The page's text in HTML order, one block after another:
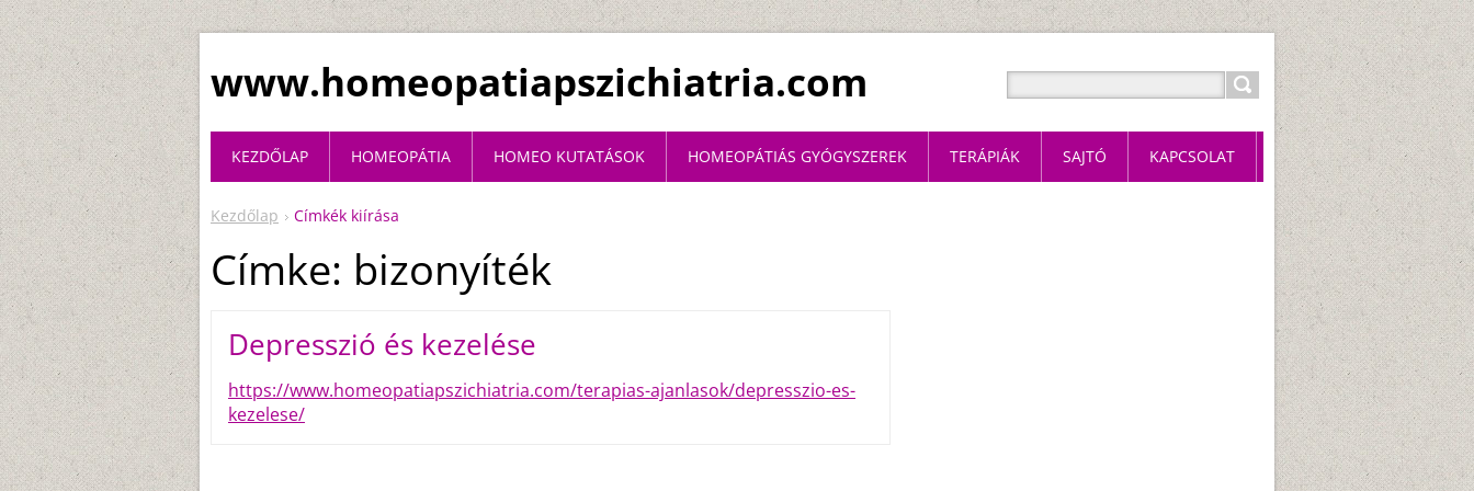
www.homeopatiapszichiatria.com
Kezdőlap Címkék kiírása
Címke: bizonyíték
Depresszió és kezelése
https://www.homeopatiapszichiatria.com/terapias-ajanlasok/depresszio-es-
kezelese/
KEZDŐLAP HOMEOPÁTIA HOMEO KUTATÁSOK HOMEOPÁTIÁS GYÓGYSZEREK TERÁPIÁK SAJTÓ KAPCSOLAT